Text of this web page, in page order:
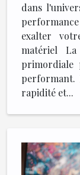
dans
exalter
matériel
primordiale
performant.
rapidité et...